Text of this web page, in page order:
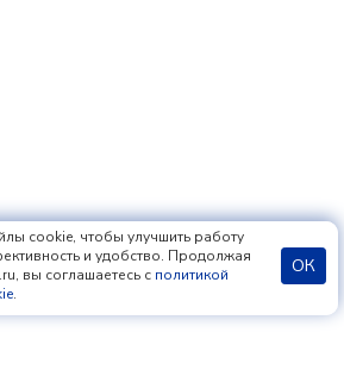
cookie, чтобы улучшить работу
и удобство. Продолжая
вы соглашаетесь с политикой
.
ОК